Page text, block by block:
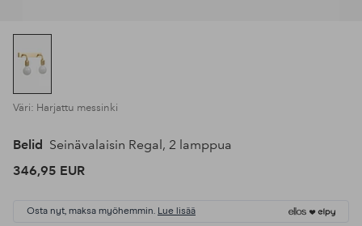
Väri: Harjattu messinki
Belid
Seinävalaisin Regal, 2 lamppua
346,95 EUR
Osta nyt, maksa myöhemmin. Lue lisää